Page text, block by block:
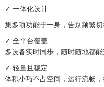
✓ 一体化设计
集多项功能于一身，告别频繁
✓ 全平台覆盖
多设备实时同步，随时随地都
✓ 轻量且稳定
体积小巧不占空间，运行流畅，